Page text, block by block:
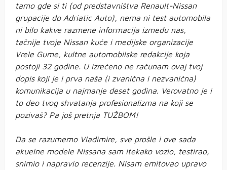
tamo gde si ti (od predstavništva Renault-Nissan
grupacije do Adriatic Auto), nema ni test automobila
ni bilo kakve razmene informacija između nas,
tačnije tvoje Nissan kuće i medijske organizacije
Vrele Gume, kultne automobilske redakcije koja
postoji 32 godine. U izrečeno ne računam ovaj tvoj
dopis koji je i prva naša (i zvanična i nezvanična)
komunikacija u najmanje deset godina. Verovatno je i
to deo tvog shvatanja profesionalizma na koji se
pozivaš? Pa još pretnja TUŽBOM!
Da se razumemo Vladimire, sve prošle i ove sada
akuelne modele Nissana sam itekako vozio, testirao,
snimio i napravio recenzije. Nisam emitovao upravo